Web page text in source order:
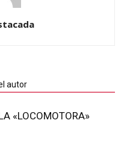
autor
«LOCOMOTORA»